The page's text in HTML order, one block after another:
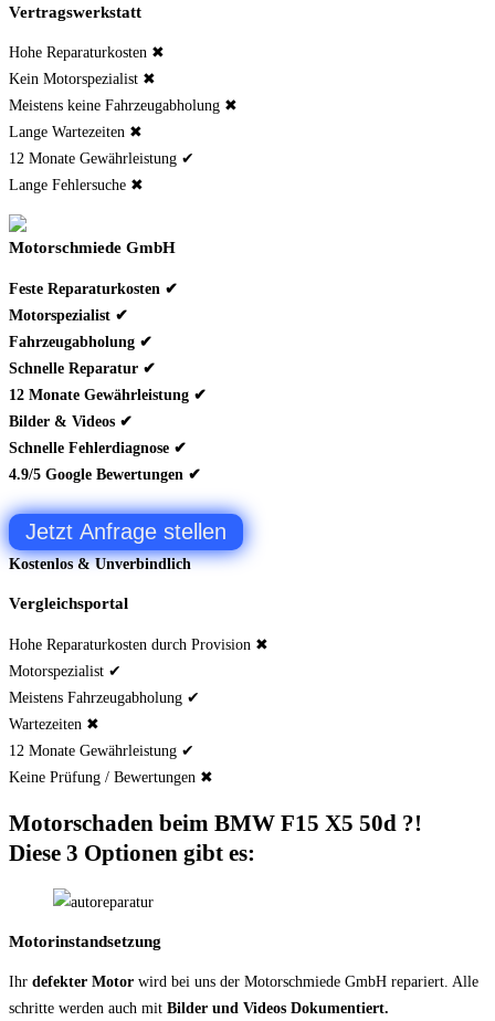
Vertragswerkstatt
Hohe Reparaturkosten ✖
Kein Motorspezialist ✖
Meistens keine Fahrzeugabholung ✖
Lange Wartezeiten ✖
12 Monate Gewährleistung ✔
Lange Fehlersuche ✖
Motorschmiede GmbH
Feste Reparaturkosten ✔
Motorspezialist ✔
Fahrzeugabholung ✔
Schnelle Reparatur ✔
12 Monate Gewährleistung ✔
Bilder & Videos ✔
Schnelle Fehlerdiagnose ✔
4.9/5 Google Bewertungen ✔
Jetzt Anfrage stellen
Kostenlos & Unverbindlich
Vergleichsportal
Hohe Reparaturkosten durch Provision ✖
Motorspezialist ✔
Meistens Fahrzeugabholung ✔
Wartezeiten ✖
12 Monate Gewährleistung ✔
Keine Prüfung / Bewertungen ✖
Motorschaden beim BMW F15 X5 50d ?!
Diese 3 Optionen gibt es:
Motorinstandsetzung
Ihr defekter Motor wird bei uns der Motorschmiede GmbH repariert. Alle
schritte werden auch mit Bilder und Videos Dokumentiert.